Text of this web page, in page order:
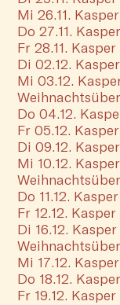
Mi 26.11.
Do 27.11.
Fr 28.11.
Di 02.12.
Mi 03.12.
Do 04.12.
Fr 05.12.
Di 09.12.
Mi 10.12.
Do 11.12.
Fr 12.12.
Di 16.12.
Mi 17.12.
Do 18.12.
Fr 19.12.